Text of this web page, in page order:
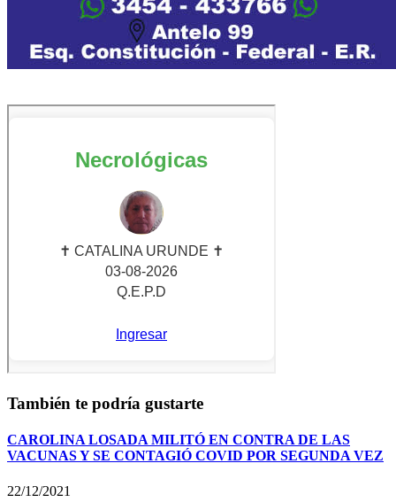
También te podría gustarte
CAROLINA LOSADA MILITÓ EN CONTRA DE LAS
VACUNAS Y SE CONTAGIÓ COVID POR SEGUNDA VEZ
22/12/2021